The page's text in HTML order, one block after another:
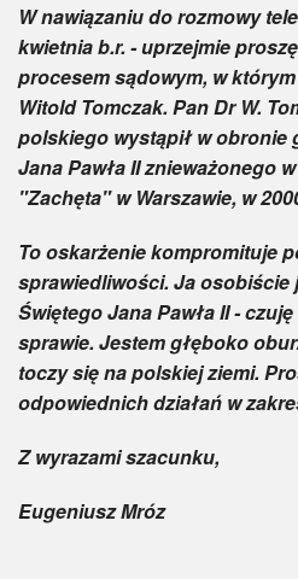
W nawiązaniu do rozmowy
kwietnia b.r. - uprzejmie
procesem sądowym, w
Witold Tomczak. Pan Dr W.
polskiego wystąpił w obronie
Jana Pawła II znieważonego
"Zachęta" w Warszawie, w
To oskarżenie kompromituje
sprawiedliwości. Ja osobiście
Świętego Jana Pawła II -
sprawie. Jestem głęboko
toczy się na polskiej ziemi.
odpowiednich działań w
Z wyrazami szacunku,
Eugeniusz Mróz